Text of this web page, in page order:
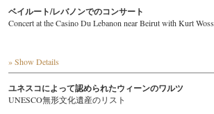
ベイルート/レバノンでのコンサート
Concert at the Casino Du Lebanon near Beirut with Kurt Woss
» Show Details
ユネスコによって認められたウィーンのワルツ
UNESCO無形文化遺産のリスト